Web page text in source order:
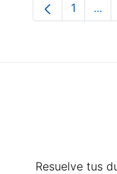
Página
1 ...
Resuelve tus